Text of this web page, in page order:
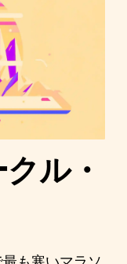
ル・